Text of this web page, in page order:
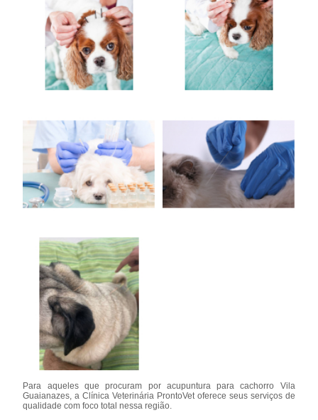
Para aqueles que procuram por acupuntura para cachorro Vila
Guaianazes, a Clínica Veterinária ProntoVet oferece seus serviços de
qualidade com foco total nessa região.